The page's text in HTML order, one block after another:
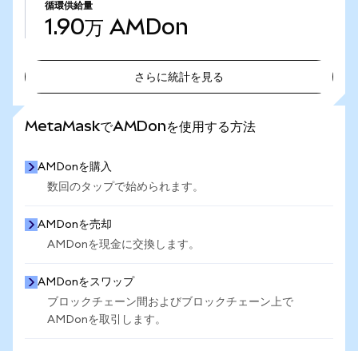
循環供給量
1.90万 AMDon
さらに統計を見る
MetaMaskでAMDonを使用する方法
AMDonを購入
数回のタップで始められます。
AMDonを売却
AMDonを現金に交換します。
AMDonをスワップ
ブロックチェーン間およびブロックチェーン上で
AMDonを取引します。